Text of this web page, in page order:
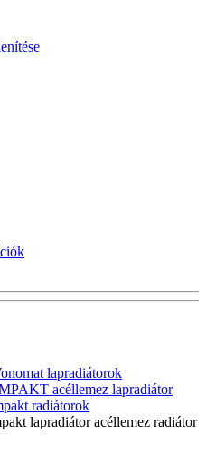
lapradiátorok
acéllemez lapradiátor
radiátorok
lapradiátor acéllemez radiátor